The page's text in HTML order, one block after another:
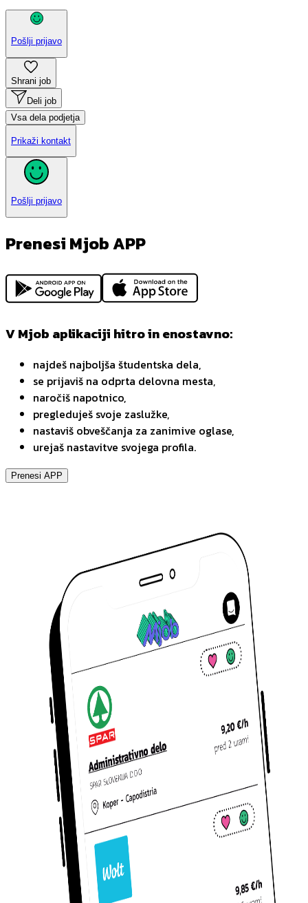
Pošlji prijavo
Shrani job
Deli job
Vsa dela podjetja
Prikaži kontakt
Pošlji prijavo
Prenesi Mjob APP
V Mjob aplikaciji hitro in enostavno:
najdeš najboljša študentska dela,
se prijaviš na odprta delovna mesta,
naročiš napotnico,
pregleduješ svoje zaslužke,
nastaviš obveščanja za zanimive oglase,
urejaš nastavitve svojega profila.
Prenesi APP